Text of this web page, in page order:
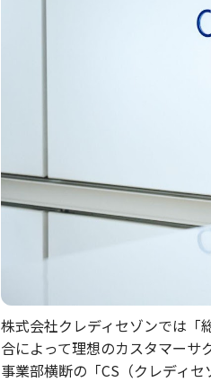
株式会社クレディセゾンでは「
合によって理想のカスタマーサ
事業部横断の「CS（クレディセ